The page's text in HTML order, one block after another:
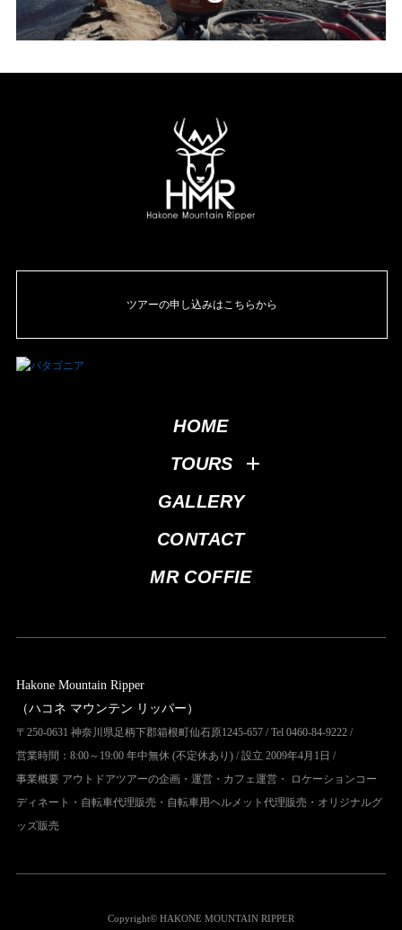
ツアーの申し込みはこちらから
HOME
TOURS
GALLERY
CONTACT
MR COFFIE
Hakone Mountain Ripper
（ハコネ マウンテン リッパー）
〒250-0631 神奈川県足柄下郡箱根町仙石原1245-657 / Tel 0460-84-9222 /
営業時間：8:00～19:00 年中無休 (不定休あり) / 設立 2009年4月1日 /
事業概要 アウトドアツアーの企画・運営・カフェ運営・ ロケーションコー
ディネート・自転車代理販売・自転車用ヘルメット代理販売・オリジナルグ
ッズ販売
Copyright© HAKONE MOUNTAIN RIPPER